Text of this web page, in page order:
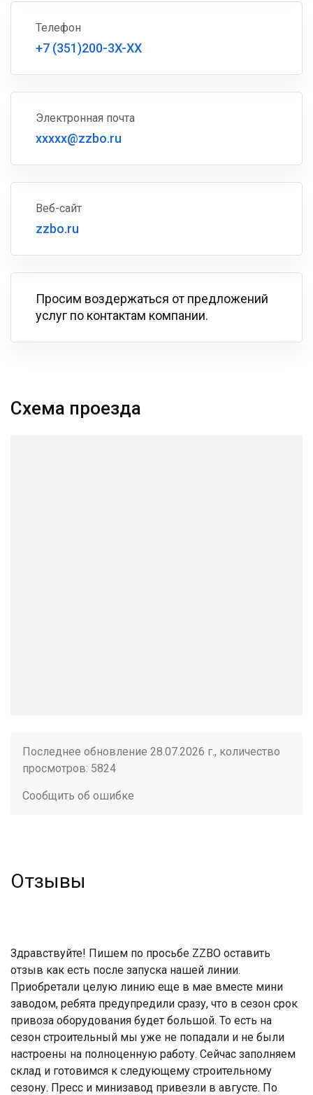
Телефон
+7 (351)200-3X-XX
Электронная почта
xxxxx@zzbo.ru
Веб-сайт
zzbo.ru
Просим воздержаться от предложений
услуг по контактам компании.
Схема проезда
Последнее обновление 28.07.2026 г., количество
просмотров: 5824
Сообщить об ошибке
Отзывы
Здравствуйте! Пишем по просьбе ZZBO оставить
отзыв как есть после запуска нашей линии.
Приобретали целую линию еще в мае вместе мини
заводом, ребята предупредили сразу, что в сезон срок
привоза оборудования будет большой. То есть на
сезон строительный мы уже не попадали и не были
настроены на полноценную работу. Сейчас заполняем
склад и готовимся к следующему строительному
сезону. Пресс и минизавод привезли в августе. По